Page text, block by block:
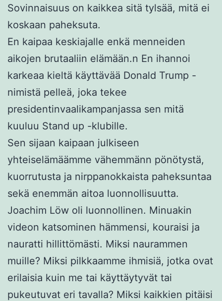
Sovinnaisuus on kaikkea sitä tylsää, mitä ei
koskaan paheksuta.
En kaipaa keskiajalle enkä menneiden
aikojen brutaaliin elämään.n En ihannoi
karkeaa kieltä käyttävää Donald Trump -
nimistä pelleä, joka tekee
presidentinvaalikampanjassa sen mitä
kuuluu Stand up -klubille.
Sen sijaan kaipaan julkiseen
yhteiselämäämme vähemmänn pönötystä,
kuorrutusta ja nirppanokkaista paheksuntaa
sekä enemmän aitoa luonnollisuutta.
Joachim Löw oli luonnollinen. Minuakin
videon katsominen hämmensi, kouraisi ja
nauratti hillittömästi. Miksi naurammen
muille? Miksi pilkkaamme ihmisiä, jotka ovat
erilaisia kuin me tai käyttäytyvät tai
pukeutuvat eri tavalla? Miksi kaikkien pitäisi